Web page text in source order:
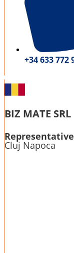
+34 633 772
BIZ MATE SRL
Cluj Napoca